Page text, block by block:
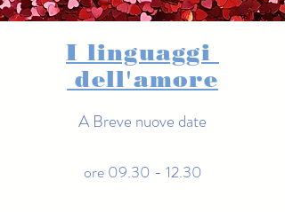
I linguaggi
dell'amore
A Breve nuove date
ore 09.30 - 12.30